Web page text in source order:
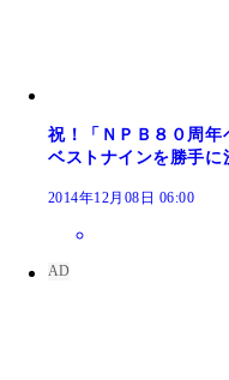
祝！「ＮＰＢ８０周年
ベストナインを勝手に
2014年12月08日 06:00